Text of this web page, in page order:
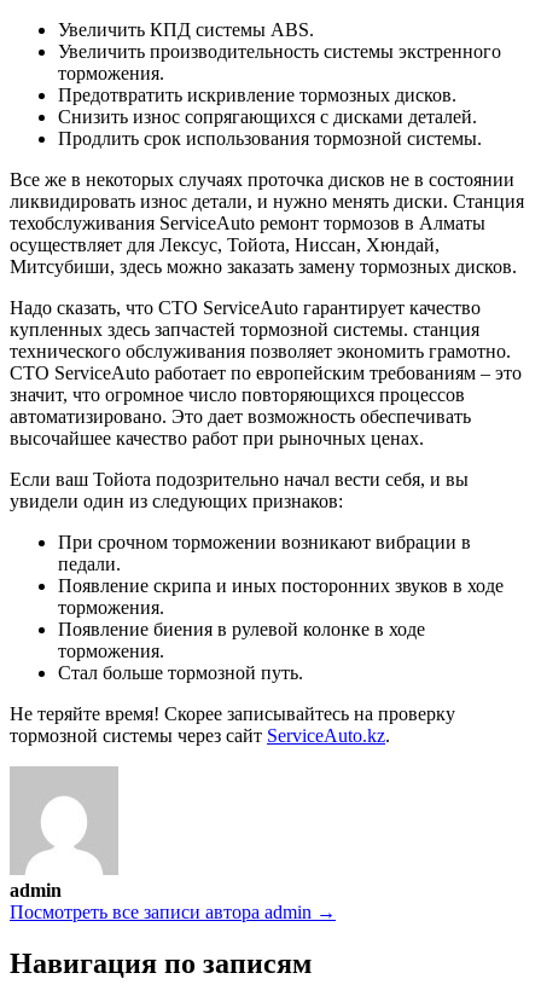
Увеличить КПД системы ABS.
Увеличить производительность системы экстренного
торможения.
Предотвратить искривление тормозных дисков.
Снизить износ сопрягающихся с дисками деталей.
Продлить срок использования тормозной системы.
Все же в некоторых случаях проточка дисков не в состоянии
ликвидировать износ детали, и нужно менять диски. Станция
техобслуживания ServiceAuto ремонт тормозов в Алматы
осуществляет для Лексус, Тойота, Ниссан, Хюндай,
Митсубиши, здесь можно заказать замену тормозных дисков.
Надо сказать, что СТО ServiceAuto гарантирует качество
купленных здесь запчастей тормозной системы. станция
технического обслуживания позволяет экономить грамотно.
СТО ServiceAuto работает по европейским требованиям – это
значит, что огромное число повторяющихся процессов
автоматизировано. Это дает возможность обеспечивать
высочайшее качество работ при рыночных ценах.
Если ваш Тойота подозрительно начал вести себя, и вы
увидели один из следующих признаков:
При срочном торможении возникают вибрации в
педали.
Появление скрипа и иных посторонних звуков в ходе
торможения.
Появление биения в рулевой колонке в ходе
торможения.
Стал больше тормозной путь.
Не теряйте время! Скорее записывайтесь на проверку
тормозной системы через сайт ServiceAuto.kz.
admin
Посмотреть все записи автора admin →
Навигация по записям